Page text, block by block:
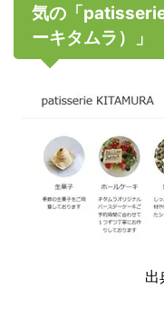
気の「
ーキタムラ）」
出